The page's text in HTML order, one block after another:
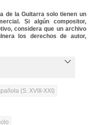
de la Guitarra solo tienen un
Si algún compositor,
considera que un archivo
los derechos de autor,
(S. XVIII-XXI)